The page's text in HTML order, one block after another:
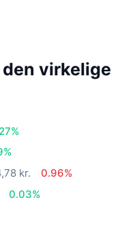
virkelige
kr.
0.96%
0.03%